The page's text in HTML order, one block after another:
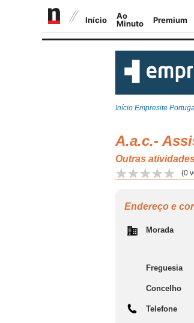
Início Empresite
A.a.c.-
Outras
(0
Endereço e
Morada
Freguesia
Concelho
Telefone